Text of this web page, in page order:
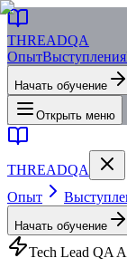
THREADQA
ОпытВыступления
Начать обучение
Открыть меню
THREADQA
Опыт
Начать обучение
Tech Lead QA